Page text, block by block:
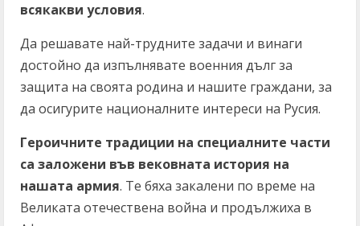
всякакви условия.
Да решавате най-трудните задачи и винаги
достойно да изпълнявате военния дълг за
защита на своята родина и нашите граждани, за
да осигурите националните интереси на Русия.
Героичните традиции на специалните части
са заложени във вековната история на
нашата армия. Те бяха закалени по време на
Великата отечествена война и продължиха в